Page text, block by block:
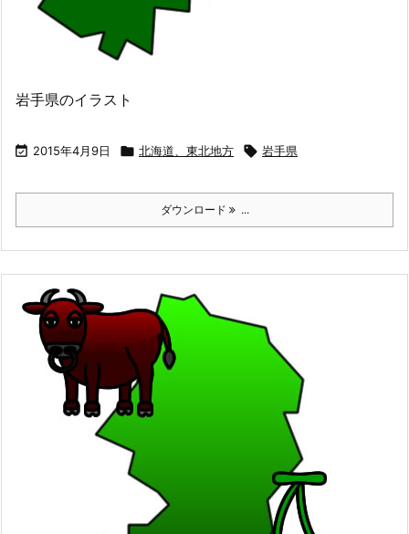
岩手県のイラスト
 2015年4月9日  北海道、東北地方  岩手県
ダウンロード ...